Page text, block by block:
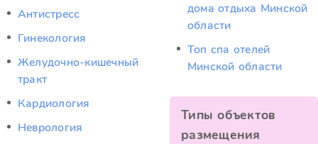
Антистресс
Гинекология
Желудочно-кишечный
тракт
Кардиология
Неврология
дома отдыха Минской
области
Топ спа отелей
Минской области
Типы объектов
размещения